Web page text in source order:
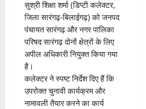
सुश्री शिक्षा शर्मा (डिप्टी कलेक्टर,
जिला सारंगढ़-बिलाईगढ़) को जनपद
पंचायत सारंगढ़ और नगर पालिका
परिषद सारंगढ़ दोनों क्षेत्रों के लिए
अपील अधिकारी नियुक्त किया गया
है।
कलेक्टर ने स्पष्ट निर्देश दिए हैं कि
उपरोक्त चुनावी कार्यक्रम और
नामावली तैयार करने का कार्य